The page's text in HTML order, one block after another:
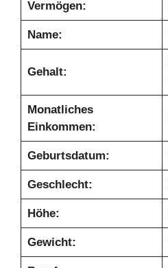
Vermögen:
Name:
Gehalt:
Monatliches
Einkommen:
Geburtsdatum:
Geschlecht:
Höhe:
Gewicht: